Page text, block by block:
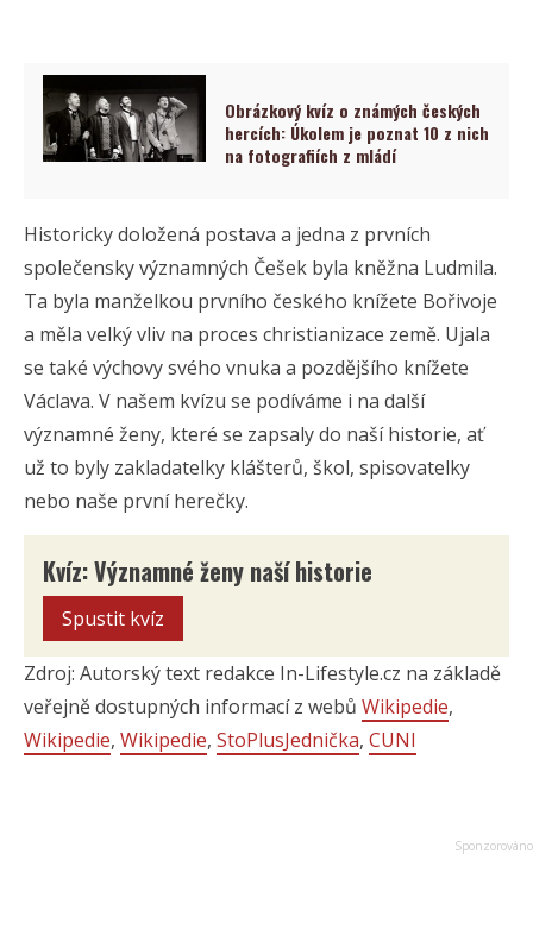
Obrázkový kvíz o známých českých
hercích: Úkolem je poznat 10 z nich
na fotografiích z mládí
Historicky doložená postava a jedna z prvních
společensky významných Češek byla kněžna Ludmila.
Ta byla manželkou prvního českého knížete Bořivoje
a měla velký vliv na proces christianizace země. Ujala
se také výchovy svého vnuka a pozdějšího knížete
Václava. V našem kvízu se podíváme i na další
významné ženy, které se zapsaly do naší historie, ať
už to byly zakladatelky klášterů, škol, spisovatelky
nebo naše první herečky.
Kvíz: Významné ženy naší historie
Spustit kvíz
Zdroj: Autorský text redakce In-Lifestyle.cz na základě
veřejně dostupných informací z webů Wikipedie,
Wikipedie, Wikipedie, StoPlusJednička, CUNI